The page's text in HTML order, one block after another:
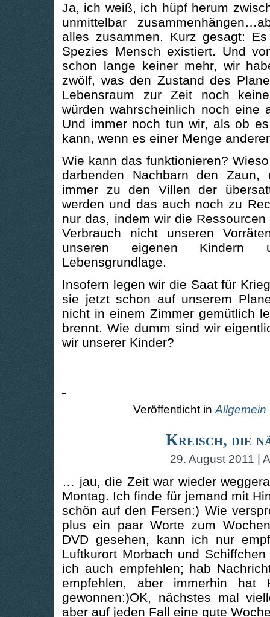
Ja, ich weiß, ich hüpf herum
unmittelbar
alles zusammen. Kurz gesagt:
Spezies Mensch existiert. Und
schon lange keiner mehr, wir
zwölf, was den Zustand des
Lebensraum zur Zeit noch
würden wahrscheinlich noch eine
Und immer noch tun wir, als ob
kann, wenn es einer Menge
Wie kann das funktionieren?
darbenden Nachbarn den
immer zu den Villen der
werden und das auch noch zu
nur das, indem wir die
Verbrauch nicht unseren
unseren eigenen Kindern
Lebensgrundlage.
Insofern legen wir die Saat für
sie jetzt schon auf unserem
nicht in einem Zimmer gemütlich
brennt. Wie dumm sind wir
wir unserer Kinder?
Veröffentlicht inAllgemein
Kreisch, die
29. August 2011 |
… jau, die Zeit war wieder
Montag. Ich finde für jemand mit
schön auf den Fersen:) Wie
plus ein paar Worte zum
DVD gesehen, kann ich nur
Luftkurort Morbach und
ich auch empfehlen; hab
empfehlen, aber immerhin hat
gewonnen:)OK, nächstes mal
aber auf jeden Fall eine gute